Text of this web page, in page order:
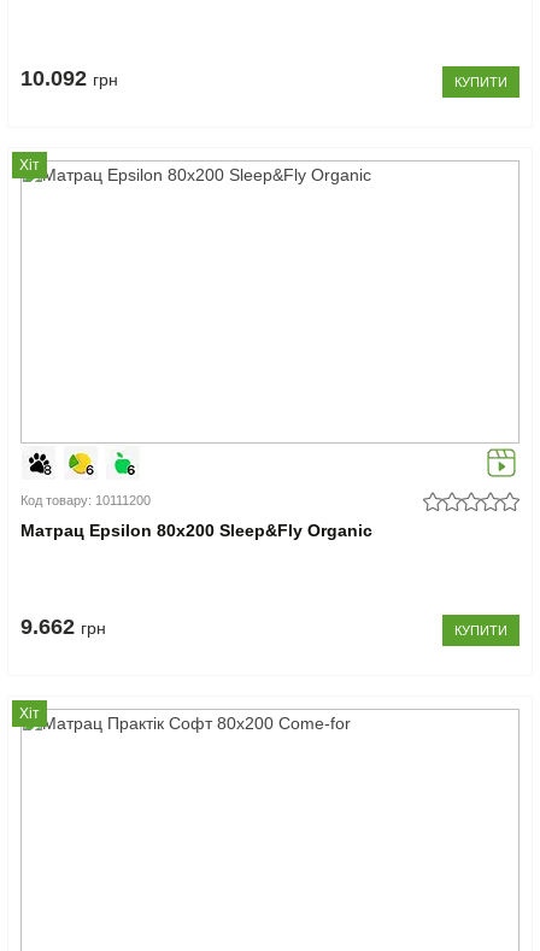
10.092 грн КУПИТИ
Хіт
Код товару: 10111200
Матрац Epsilon 80x200 Sleep&Fly Organic
9.662 грн КУПИТИ
Хіт